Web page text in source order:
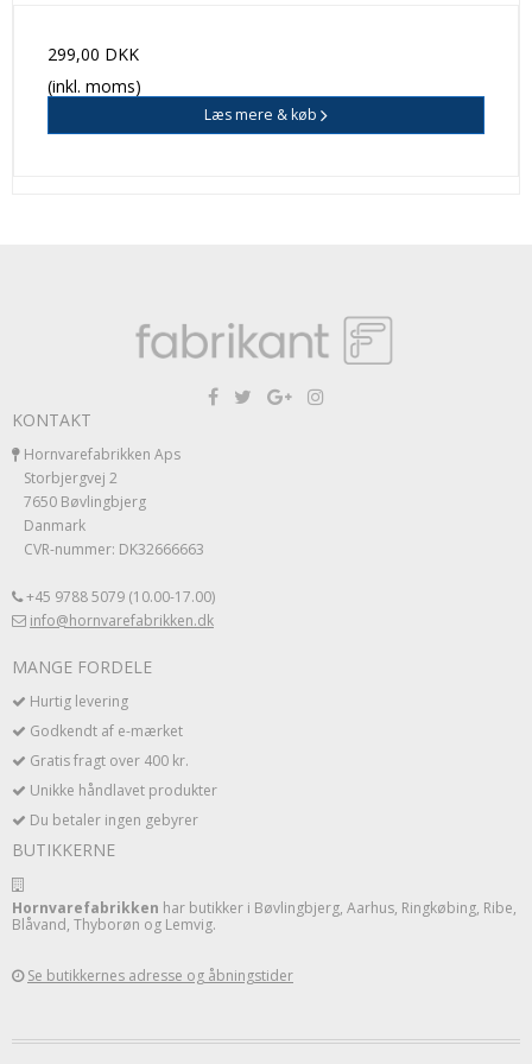
299,00 DKK
(inkl. moms)
Læs mere & køb
KONTAKT
Hornvarefabrikken Aps
Storbjergvej 2
7650 Bøvlingbjerg
Danmark
CVR-nummer: DK32666663
+45 9788 5079 (10.00-17.00)
info@hornvarefabrikken.dk
MANGE FORDELE
Hurtig levering
Godkendt af e-mærket
Gratis fragt over 400 kr.
Unikke håndlavet produkter
Du betaler ingen gebyrer
BUTIKKERNE
Hornvarefabrikken har butikker i Bøvlingbjerg, Aarhus, Ringkøbing, Ribe,
Blåvand, Thyborøn og Lemvig.
Se butikkernes adresse og åbningstider